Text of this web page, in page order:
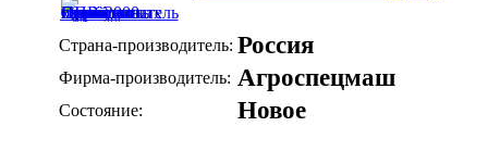
Страна-производитель: Россия
Фирма-производитель: Агроспецмаш
Состояние: Новое